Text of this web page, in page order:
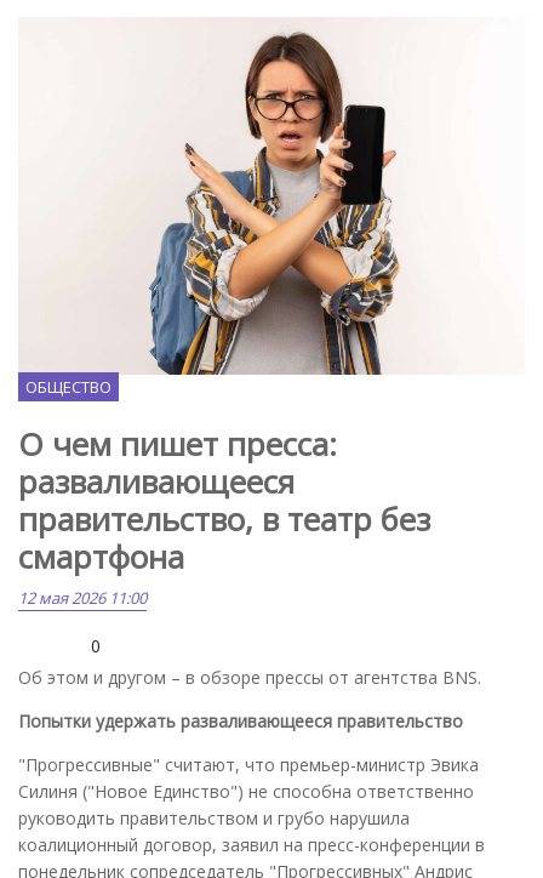
Freepik.com
ОБЩЕСТВО
О чем пишет пресса:
разваливающееся
правительство, в театр без
смартфона
12 мая 2026 11:00
0
Об этом и другом – в обзоре прессы от агентства BNS.
Попытки удержать разваливающееся правительство
"Прогрессивные" считают, что премьер-министр Эвика
Силиня ("Новое Единство") не способна ответственно
руководить правительством и грубо нарушила
коалиционный договор, заявил на пресс-конференции в
понедельник сопредседатель "Прогрессивных" Андрис